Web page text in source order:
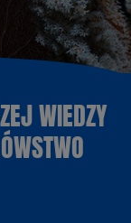
WIEDZY